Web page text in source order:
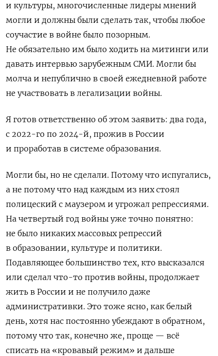
и культуры, многочисленные лидеры мнений
могли и должны были сделать так, чтобы любое
соучастие в войне было позорным.
Не обязательно им было ходить на митинги или
давать интервью зарубежным СМИ. Могли бы
молча и непублично в своей ежедневной работе
не участвовать в легализации войны.
Я готов ответственно об этом заявить: два года,
с 2022-го по 2024-й, прожив в России
и проработав в системе образования.
Могли бы, но не сделали. Потому что испугались,
а не потому что над каждым из них стоял
полицеский с маузером и угрожал репрессиями.
На четвертый год войны уже точно понятно:
не было никаких массовых репрессий
в образовании, культуре и политики.
Подавляющее большинство тех, кто высказался
или сделал что-то против войны, продолжает
жить в России и не получило даже
административки. Это тоже ясно, как белый
день, хотя нас постоянно убеждают в обратном,
потому что так, конечно же, проще — всё
списать на «кровавый режим» и дальше